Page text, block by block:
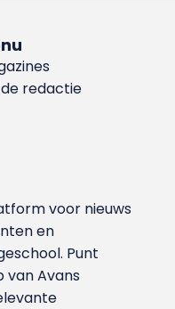
redactie
voor nieuws
en
Punt
Avans